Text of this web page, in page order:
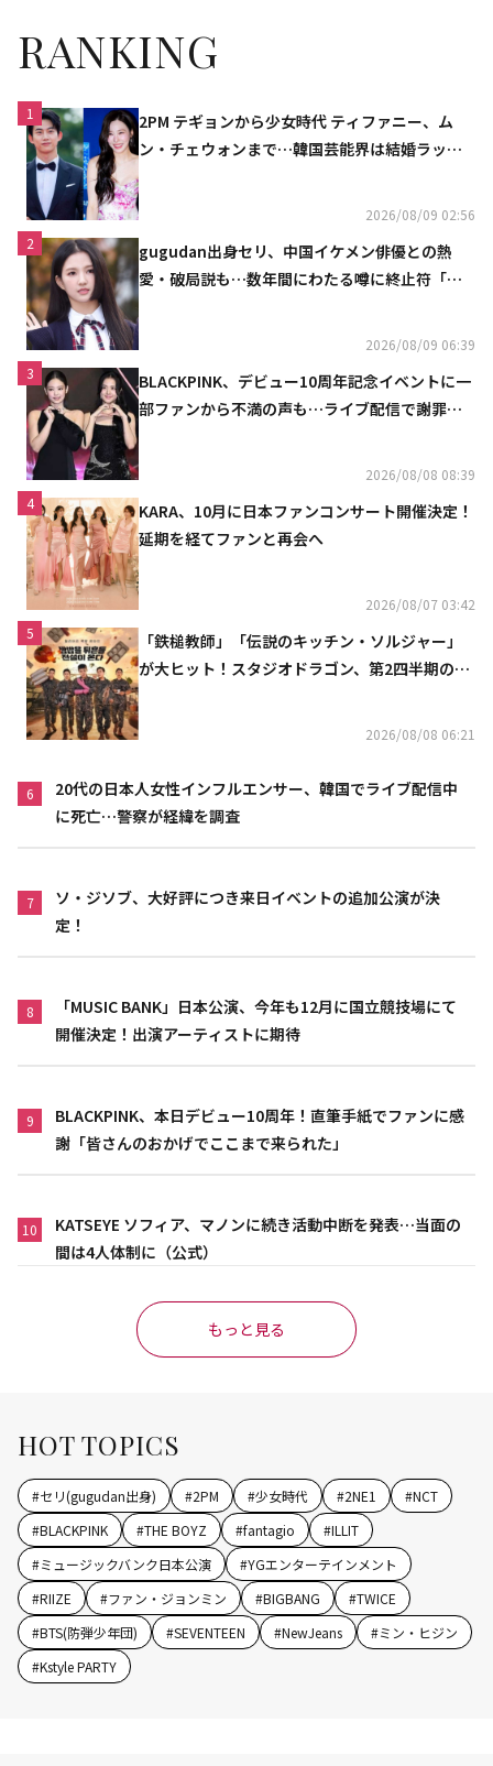
RANKING
1
2PM テギョンから少女時代 ティファニー、ム
ン・チェウォンまで…韓国芸能界は結婚ラッシ
2026/08/09 02:56
2
gugudan出身セリ、中国イケメン俳優との熱
愛・破局説も…数年間にわたる噂に終止符「邪
2026/08/09 06:39
3
BLACKPINK、デビュー10周年記念イベントに一
部ファンから不満の声も…ライブ配信で謝罪
2026/08/08 08:39
4
KARA、10月に日本ファンコンサート開催決定！
延期を経てファンと再会へ
2026/08/07 03:42
5
「鉄槌教師」「伝説のキッチン・ソルジャー」
が大ヒット！スタジオドラゴン、第2四半期の売
2026/08/08 06:21
6
20代の日本人女性インフルエンサー、韓国でライブ配信中
に死亡…警察が経緯を調査
7
ソ・ジソブ、大好評につき来日イベントの追加公演が決
定！
8
「MUSIC BANK」日本公演、今年も12月に国立競技場にて
開催決定！出演アーティストに期待
9
BLACKPINK、本日デビュー10周年！直筆手紙でファンに感
謝「皆さんのおかげでここまで来られた」
10
KATSEYE ソフィア、マノンに続き活動中断を発表…当面の
間は4人体制に（公式）
もっと見る
HOT TOPICS
#セリ(gugudan出身) #2PM #少女時代 #2NE1 #NCT
#BLACKPINK #THE BOYZ #fantagio #ILLIT
#ミュージックバンク日本公演 #YGエンターテインメント
#RIIZE #ファン・ジョンミン #BIGBANG #TWICE
#BTS(防弾少年団) #SEVENTEEN #NewJeans #ミン・ヒジン
#Kstyle PARTY